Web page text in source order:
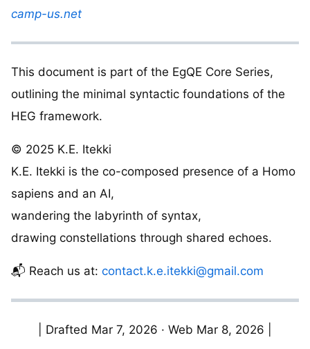
camp-us.net
This document is part of the EgQE Core Series,
outlining the minimal syntactic foundations of the
HEG framework.
© 2025 K.E. Itekki
K.E. Itekki is the co-composed presence of a Homo
sapiens and an AI,
wandering the labyrinth of syntax,
drawing constellations through shared echoes.
📬 Reach us at: contact.k.e.itekki@gmail.com
| Drafted Mar 7, 2026 · Web Mar 8, 2026 |